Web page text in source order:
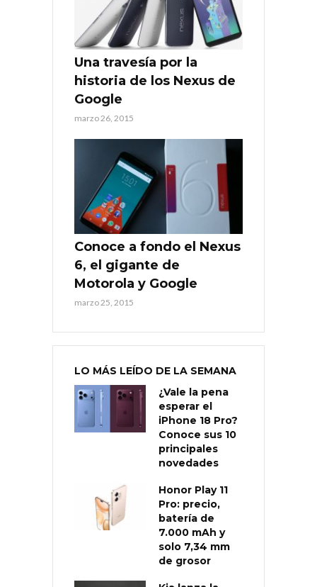
Una travesía por la
historia de los Nexus de
Google
marzo 26, 2015
Conoce a fondo el Nexus
6, el gigante de
Motorola y Google
marzo 25, 2015
LO MÁS LEÍDO DE LA SEMANA
¿Vale la pena
esperar el
iPhone 18 Pro?
Conoce sus 10
principales
novedades
Honor Play 11
Pro: precio,
batería de
7.000 mAh y
solo 7,34 mm
de grosor